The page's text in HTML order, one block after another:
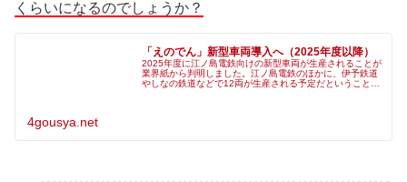
くらいになるのでしょうか？
「えのでん」新型車両導入へ（2025年度以降）
2025年度に江ノ島電鉄向けの新型車両が生産されることが
業界紙から判明しました。江ノ島電鉄のほかに、伊予鉄道
やしなの鉄道などで12両が生産される予定だということで
4gousya.net